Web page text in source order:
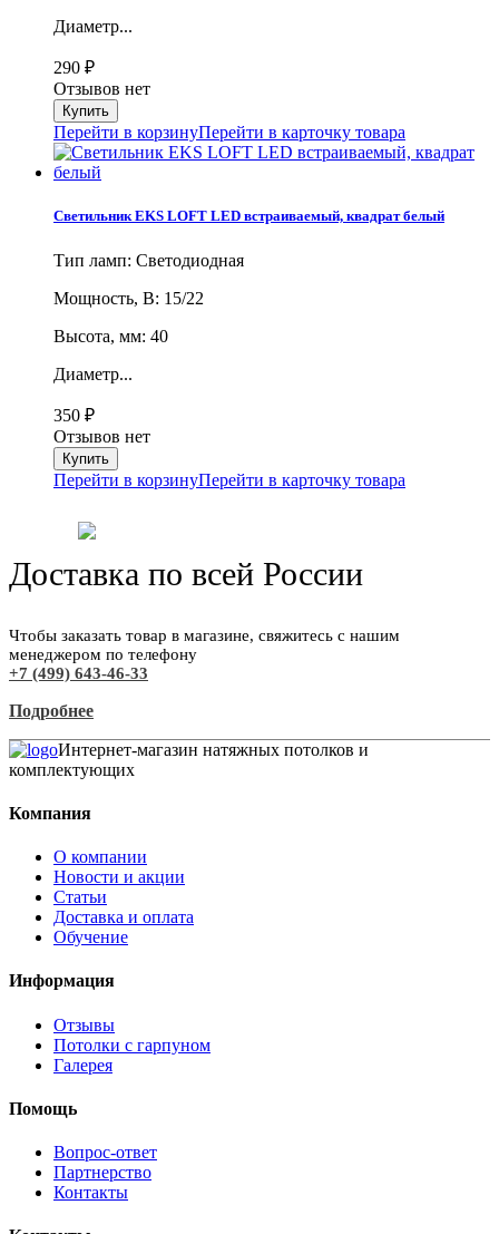
Диаметр...
290 ₽
Отзывов нет
Перейти в корзинуПерейти в карточку товара
Светильник EKS LOFT LED встраиваемый, квадрат белый
Тип ламп: Светодиодная
Мощность, В: 15/22
Высота, мм: 40
Диаметр...
350 ₽
Отзывов нет
Перейти в корзинуПерейти в карточку товара
Доставка по всей России
Чтобы заказать товар в магазине, свяжитесь с нашим
менеджером по телефону
+7 (499) 643-46-33
Подробнее
Интернет-магазин натяжных потолков и
комплектующих
Компания
О компании
Новости и акции
Статьи
Доставка и оплата
Обучение
Информация
Отзывы
Потолки с гарпуном
Галерея
Помощь
Вопрос-ответ
Партнерство
Контакты